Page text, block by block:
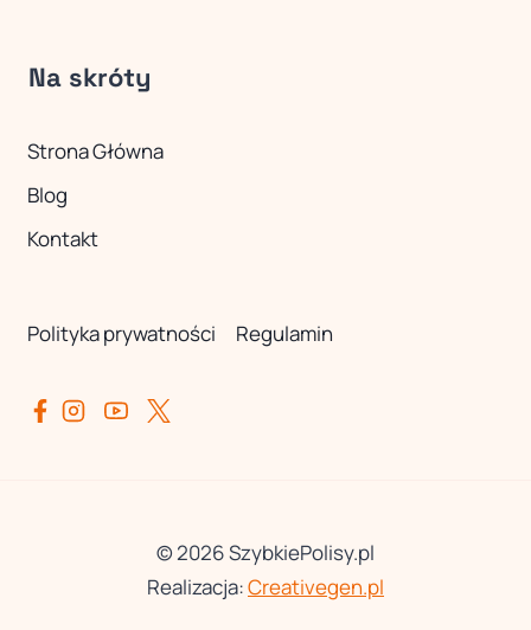
Na skróty
Strona Główna
Blog
Kontakt
Polityka prywatności Regulamin
© 2026 SzybkiePolisy.pl
Realizacja:Creativegen.pl